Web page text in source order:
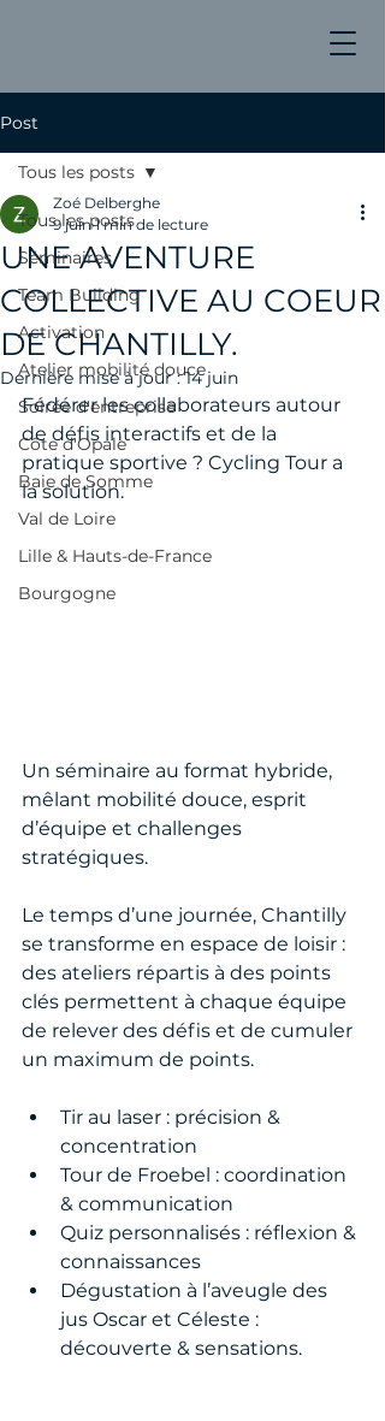
Post
Tous les posts
Séminaires
Team Building
Activation
Atelier mobilité douce
Soirée d'entreprise
Côte d'Opale
Baie de Somme
Val de Loire
Lille & Hauts-de-France
Bourgogne
Tous les posts
UNE AVENTURE
COLLECTIVE AU COEUR
DE CHANTILLY.
Zoé Delberghe
9 juin 1 min de lecture
Dernière mise à jour :14 juin
Fédérer les collaborateurs autour
de défis interactifs et de la
pratique sportive ? Cycling Tour a
la solution.
Un séminaire au format hybride,
mêlant mobilité douce, esprit
d’équipe et challenges
stratégiques.
Le temps d’une journée, Chantilly
se transforme en espace de loisir :
des ateliers répartis à des points
clés permettent à chaque équipe
de relever des défis et de cumuler
un maximum de points.
Tir au laser : précision &
concentration
Tour de Froebel : coordination
& communication
Quiz personnalisés : réflexion &
connaissances
Dégustation à l’aveugle des
jus Oscar et Céleste :
découverte & sensations.